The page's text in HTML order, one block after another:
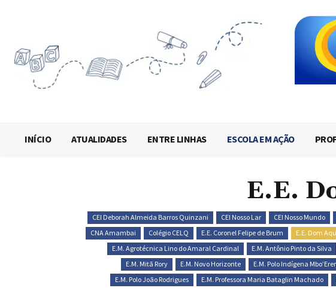
INÍCIO ATUALIDADES ENTRE LINHAS ESCOLA EM AÇÃO
E.E.
CEI Deborah Almeida Barros Quinzani CEI Nosso Lar CEI Nosso Mundo
CNA Amambai
Colégio CELQ E.E. Coronel Felipe de Brum E.E. Dom
E.M. Agrotécnica Lino do Amaral Cardinal
E.M. Antônio Pinto da Silva
E.M. Mitã Rory
E.M. Novo Horizonte E.M. Polo Indígena
E.M. Polo João Rodrigues
E.M. Professora Maria Bataglin Machado